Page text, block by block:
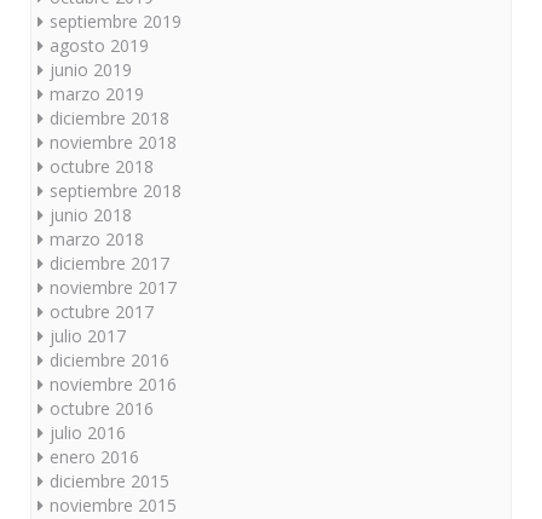
septiembre 2019
agosto 2019
junio 2019
marzo 2019
diciembre 2018
noviembre 2018
octubre 2018
septiembre 2018
junio 2018
marzo 2018
diciembre 2017
noviembre 2017
octubre 2017
julio 2017
diciembre 2016
noviembre 2016
octubre 2016
julio 2016
enero 2016
diciembre 2015
noviembre 2015